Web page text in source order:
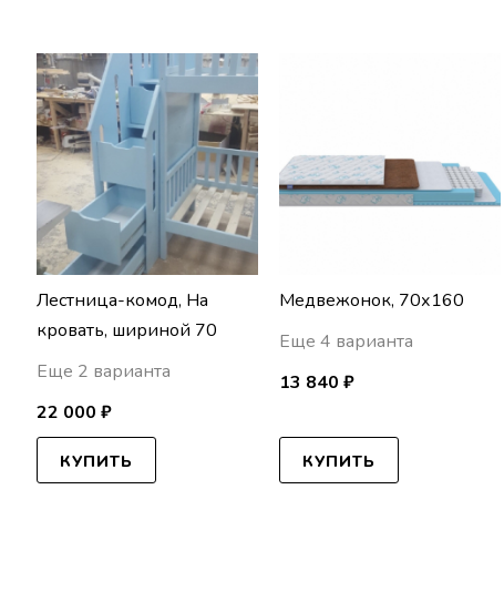
Лестница-комод, На
кровать, шириной 70
Еще 2 варианта
22 000 ₽
КУПИТЬ
Медвежонок, 70х160
Еще 4 варианта
13 840 ₽
КУПИТЬ